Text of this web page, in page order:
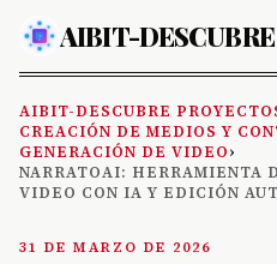
AIBIT-DESCUBRE
CREACIÓN DE MEDIOS Y
GENERACIÓN DE VIDEO›
NARRATOAI: HERRAMIENTA
VIDEO CON IA Y EDICIÓN
31 DE MARZO DE 2026